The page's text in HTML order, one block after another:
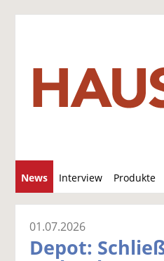
News Interview Produkte
01.07.2026
Depot: